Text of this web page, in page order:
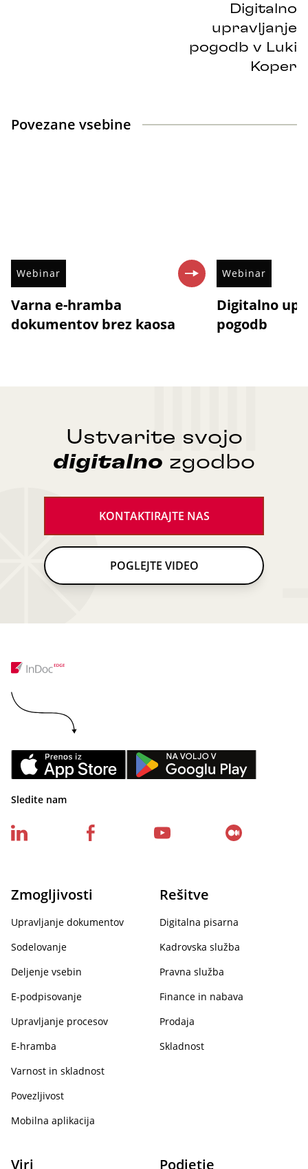
Digitalno
upravljanje
pogodb v Luki
Koper
Povezane vsebine
Webinar
Varna e-hramba
dokumentov brez kaosa
Webinar
Digitalno
pogodb
Ustvarite svojo
digitalno zgodbo
KONTAKTIRAJTE NAS
POGLEJTE VIDEO
Sledite nam
Zmogljivosti
Upravljanje dokumentov
Sodelovanje
Deljenje vsebin
E-podpisovanje
Upravljanje procesov
E-hramba
Varnost in skladnost
Povezljivost
Mobilna aplikacija
Rešitve
Digitalna pisarna
Kadrovska služba
Pravna služba
Finance in nabava
Prodaja
Skladnost
Viri Podjetje